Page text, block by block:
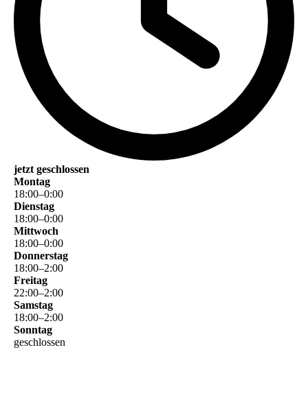
jetzt geschlossen
Montag
18:00–0:00
Dienstag
18:00–0:00
Mittwoch
18:00–0:00
Donnerstag
18:00–2:00
Freitag
22:00–2:00
Samstag
18:00–2:00
Sonntag
geschlossen